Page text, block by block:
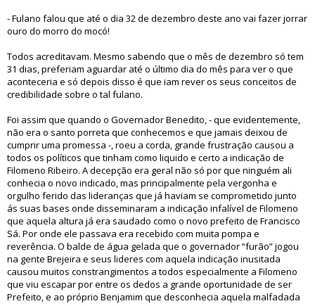
- Fulano falou que até o dia 32 de dezembro deste ano vai fazer jorrar
ouro do morro do mocó!
Todos acreditavam. Mesmo sabendo que o mês de dezembro só tem
31 dias, preferiam aguardar até o último dia do mês para ver o que
aconteceria e só depois disso é que iam rever os seus conceitos de
credibilidade sobre o tal fulano.
Foi assim que quando o Governador Benedito, - que evidentemente,
não era o santo porreta que conhecemos e que jamais deixou de
cumprir uma promessa -, roeu a corda, grande frustração causou a
todos os políticos que tinham como liquido e certo a indicação de
Filomeno Ribeiro. A decepção era geral não só por que ninguém ali
conhecia o novo indicado, mas principalmente pela vergonha e
orgulho ferido das lideranças que já haviam se comprometido junto
ás suas bases onde disseminaram a indicação infalível de Filomeno
que aquela altura já era saudado como o novo prefeito de Francisco
Sá. Por onde ele passava era recebido com muita pompa e
reverência. O balde de água gelada que o governador “furão” jogou
na gente Brejeira e seus lideres com aquela indicação inusitada
causou muitos constrangimentos a todos especialmente a Filomeno
que viu escapar por entre os dedos a grande oportunidade de ser
Prefeito, e ao próprio Benjamim que desconhecia aquela malfadada